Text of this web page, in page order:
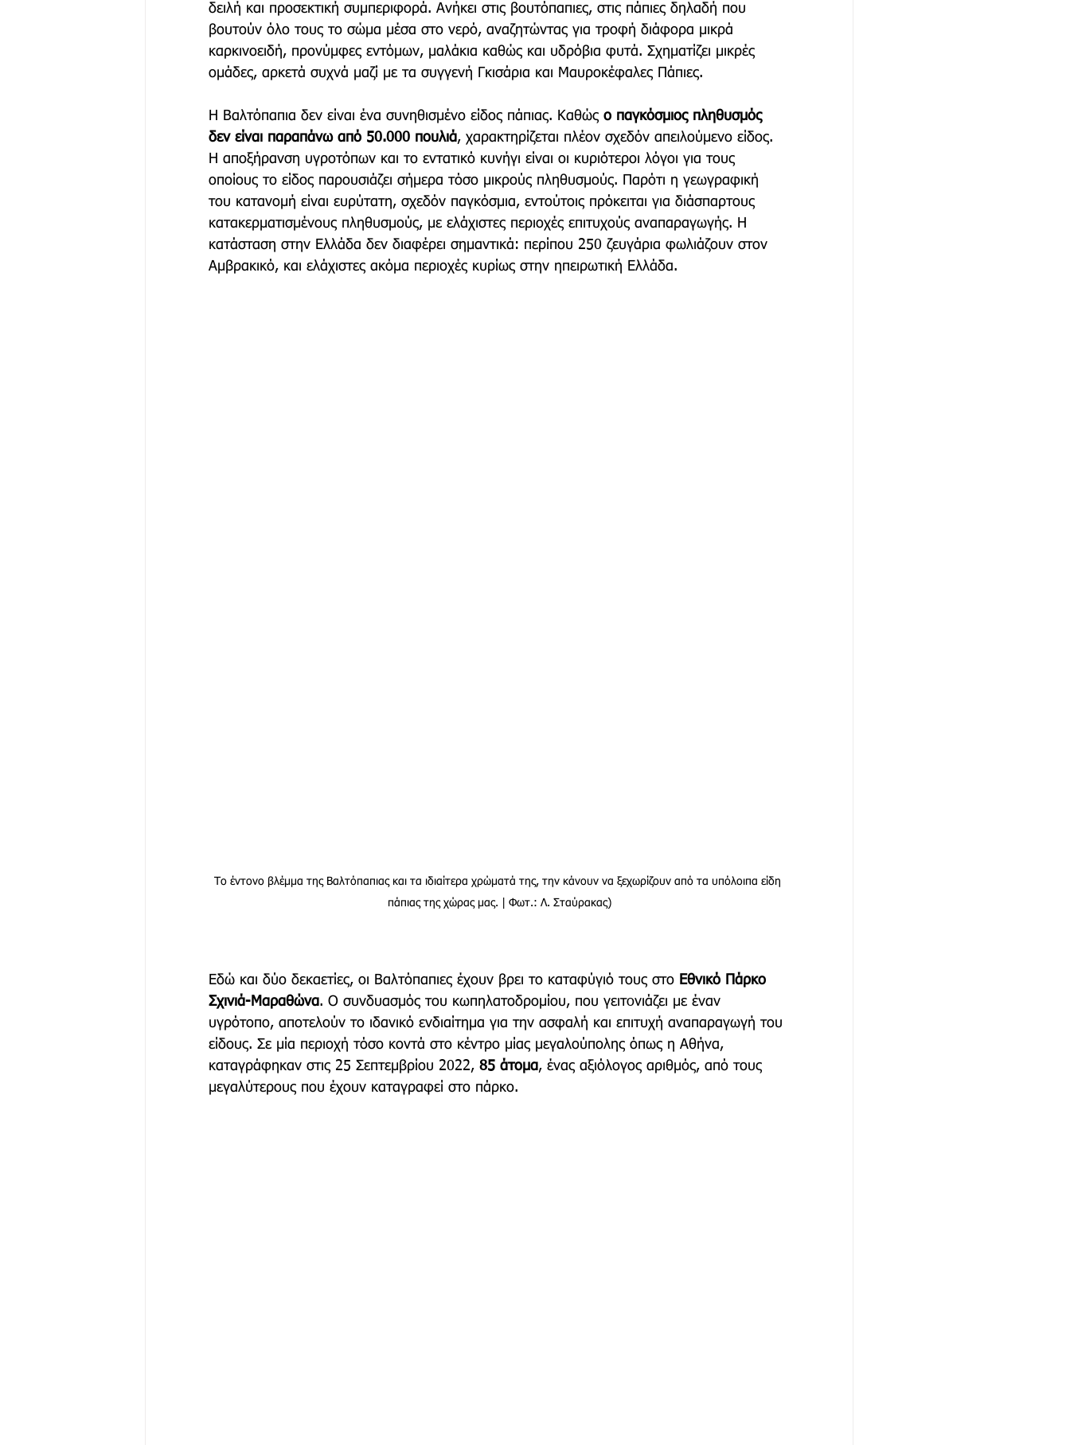
δειλή και προσεκτική συμπεριφορά. Ανήκει στις βουτόπαπιες, στις πάπιες δηλαδή που
βουτούν όλο τους το σώμα μέσα στο νερό, αναζητώντας για τροφή διάφορα μικρά
καρκινοειδή, προνύμφες εντόμων, μαλάκια καθώς και υδρόβια φυτά. Σχηματίζει μικρές
ομάδες, αρκετά συχνά μαζί με τα συγγενή Γκισάρια και Μαυροκέφαλες Πάπιες.
Η Βαλτόπαπια δεν είναι ένα συνηθισμένο είδος πάπιας. Καθώς ο παγκόσμιος πληθυσμός
δεν είναι παραπάνω από 50.000 πουλιά, χαρακτηρίζεται πλέον σχεδόν απειλούμενο είδος.
Η αποξήρανση υγροτόπων και το εντατικό κυνήγι είναι οι κυριότεροι λόγοι για τους
οποίους το είδος παρουσιάζει σήμερα τόσο μικρούς πληθυσμούς. Παρότι η γεωγραφική
του κατανομή είναι ευρύτατη, σχεδόν παγκόσμια, εντούτοις πρόκειται για διάσπαρτους
κατακερματισμένους πληθυσμούς, με ελάχιστες περιοχές επιτυχούς αναπαραγωγής. Η
κατάσταση στην Ελλάδα δεν διαφέρει σημαντικά: περίπου 250 ζευγάρια φωλιάζουν στον
Αμβρακικό, και ελάχιστες ακόμα περιοχές κυρίως στην ηπειρωτική Ελλάδα.
Το έντονο βλέμμα της Βαλτόπαπιας και τα ιδιαίτερα χρώματά της, την κάνουν να ξεχωρίζουν από τα υπόλοιπα είδη
πάπιας της χώρας μας. | Φωτ.: Λ. Σταύρακας)
Εδώ και δύο δεκαετίες, οι Βαλτόπαπιες έχουν βρει το καταφύγιό τους στο Εθνικό Πάρκο
Σχινιά-Μαραθώνα. Ο συνδυασμός του κωπηλατοδρομίου, που γειτoνιάζει με έναν
υγρότοπο, αποτελούν το ιδανικό ενδιαίτημα για την ασφαλή και επιτυχή αναπαραγωγή του
είδους. Σε μία περιοχή τόσο κοντά στο κέντρο μίας μεγαλούπολης όπως η Αθήνα,
καταγράφηκαν στις 25 Σεπτεμβρίου 2022, 85 άτομα, ένας αξιόλογος αριθμός, από τους
μεγαλύτερους που έχουν καταγραφεί στο πάρκο.